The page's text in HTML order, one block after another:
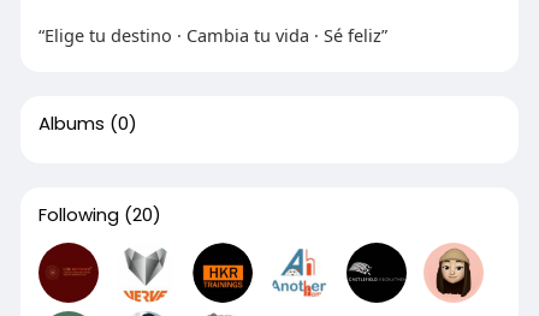
“Elige tu destino · Cambia tu vida · Sé feliz”
Albums (0)
Following (20)